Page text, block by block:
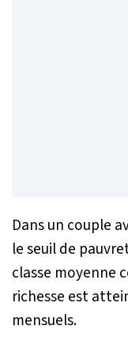
Dans un couple
le seuil de
classe moyenne
richesse est
mensuels.